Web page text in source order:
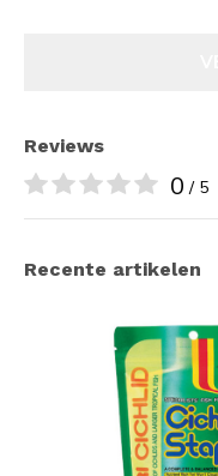
Reviews
0 / 5
Recente artikelen